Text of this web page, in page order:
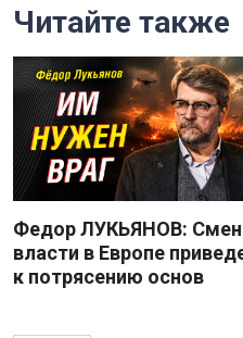
Читайте также
Федор ЛУКЬЯНОВ:
власти в Европе
к потрясению основ